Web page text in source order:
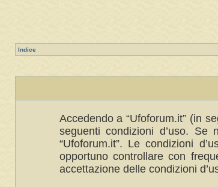
Indice
Accedendo a “Ufoforum.it” (in
seguenti condizioni d’uso.
“Ufoforum.it”. Le condizioni
opportuno controllare con
accettazione delle condizioni